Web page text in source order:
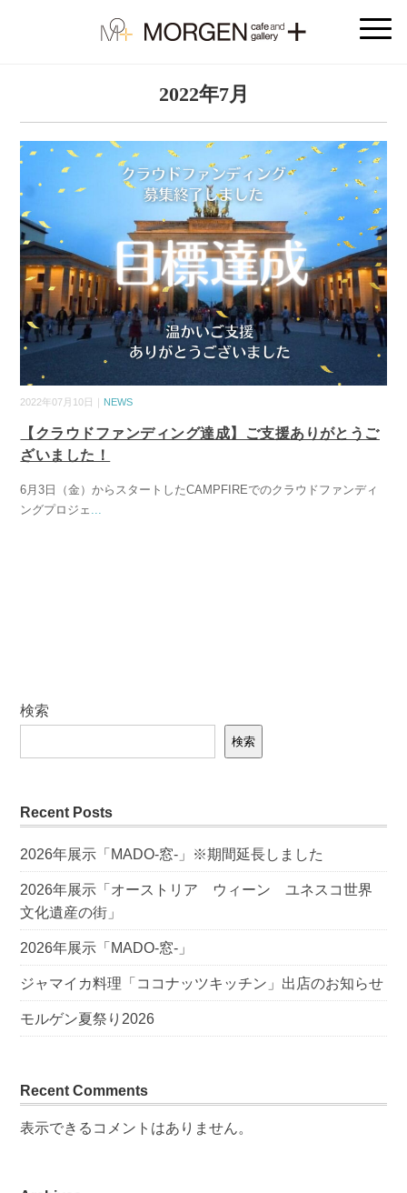
2022年7月
2022年07月10日｜ NEWS
【クラウドファンディング達成】ご支援ありがとうご
ざいました！
6月3日（金）からスタートしたCAMPFIREでのクラウドファンディ
ングプロジェ
検索
検索
Recent Posts
2026年展示「MADO-窓-」※期間延長しました
2026年展示「オーストリア ウィーン ユネスコ世界
文化遺産の街」
2026年展示「MADO-窓-」
ジャマイカ料理「ココナッツキッチン」出店のお知らせ
モルゲン夏祭り2026
Recent Comments
表示できるコメントはありません。